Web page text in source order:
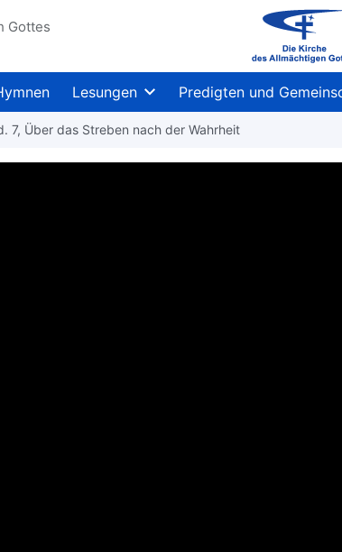
Gottes
Lesungen Predigten und
7, Über das Streben nach der Wahrheit